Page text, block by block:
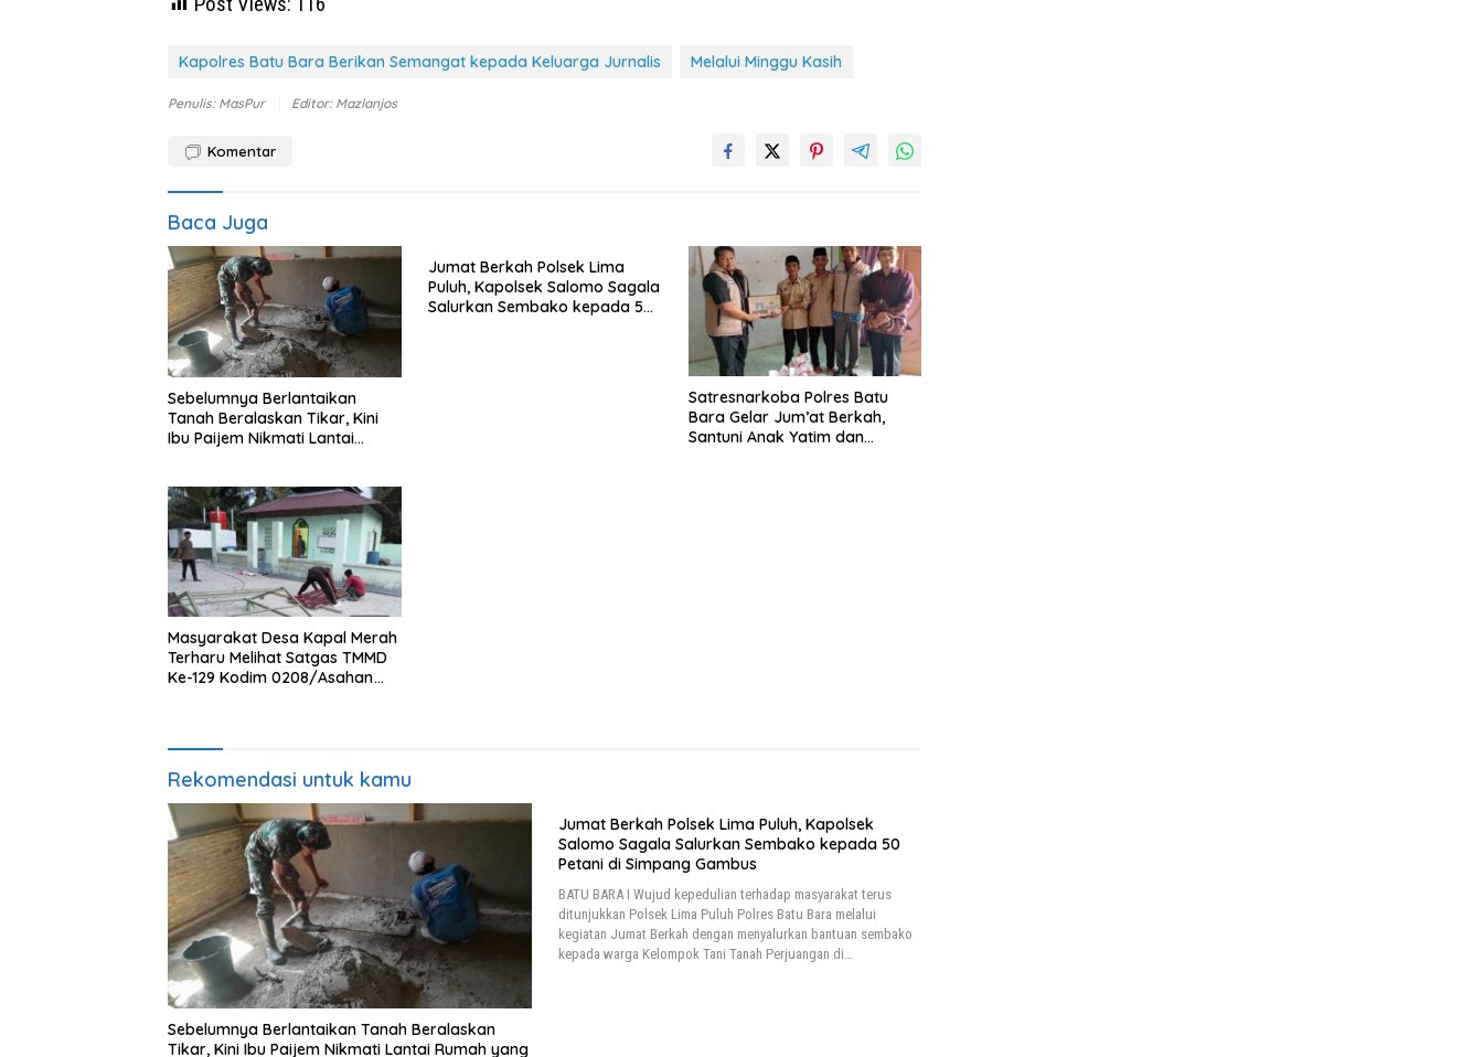
Kapolres Batu Bara Berikan Semangat kepada Keluarga Jurnalis Melalui Minggu Kasih
Penulis: MasPur Editor: Mazlanjos
Komentar
Baca Juga
Sebelumnya Berlantaikan
Tanah Beralaskan Tikar, Kini
Ibu Paijem Nikmati Lantai
0208/Asahan
Jumat Berkah Polsek Lima
Puluh, Kapolsek Salomo Sagala
Salurkan Sembako kepada 50
Satresnarkoba Polres Batu
Bara Gelar Jum’at Berkah,
Santuni Anak Yatim dan
Masyarakat Desa Kapal Merah
Terharu Melihat Satgas TMMD
Ke-129 Kodim 0208/Asahan
Rekomendasi untuk kamu
Sebelumnya Berlantaikan Tanah Beralaskan
Tikar, Kini Ibu Paijem Nikmati Lantai Rumah yang
Jumat Berkah Polsek Lima Puluh, Kapolsek
Salomo Sagala Salurkan Sembako kepada 50
Petani di Simpang Gambus
BATU BARA I Wujud kepedulian terhadap masyarakat terus
ditunjukkan Polsek Lima Puluh Polres Batu Bara melalui
kegiatan Jumat Berkah dengan menyalurkan bantuan sembako
kepada warga Kelompok Tani Tanah Perjuangan di…